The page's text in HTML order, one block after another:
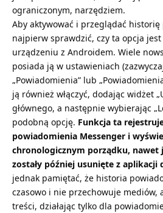
ograniczonym, narzędziem.
Aby aktywować i przeglądać
najpierw sprawdzić, czy ta opcja
urządzeniu z Androidem. Wiele
posiada ją w ustawieniach
„Powiadomienia” lub
ją również włączyć, dodając widżet
głównego, a następnie wybierając
podobną opcję. Funkcja ta
powiadomienia Messenger i
chronologicznym porządku, nawet
zostały później usunięte z aplikacji
jednak pamiętać, że historia
czasowo i nie przechowuje mediów,
treści, działając tylko dla